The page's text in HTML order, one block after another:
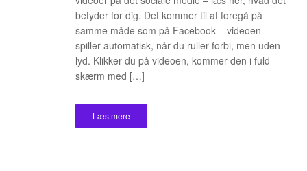
betyder for dig. Det kommer til at foregå på
samme måde som på Facebook – videoen
spiller automatisk, når du ruller forbi, men uden
lyd. Klikker du på videoen, kommer den i fuld
skærm med […]
Læs mere